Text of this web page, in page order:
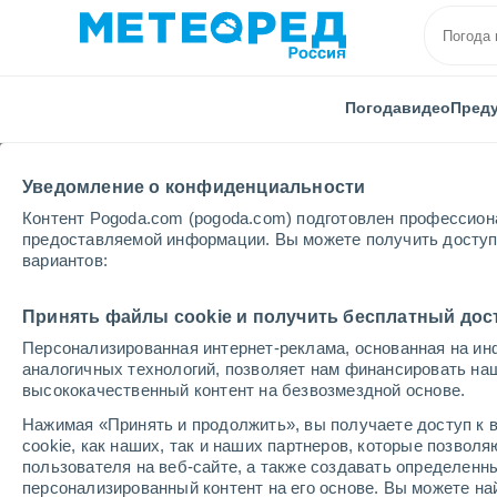
Уведомление о конфиденциальности
Контент Pogoda.com (pogoda.com) подготовлен
предоставляемой информации. Вы можете получить
вариантов:
Принять файлы cookie и получить бесплатный
Персонализированная интернет-реклама, основанная на
аналогичных технологий, позволяет нам финансировать
высококачественный контент на безвозмездной основе.
Нажимая «Принять и продолжить», вы получаете доступ к
cookie, как наших, так и наших партнеров, которые
пользователя на веб-сайте, а также создавать
персонализированный контент на его основе. Вы можете
Погодавидео
Видео погоды -
происходят сейчас во всем мире.
и многое другое.